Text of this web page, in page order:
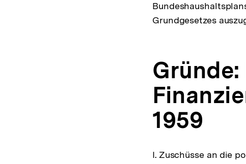
Grundgesetzes
1959
I. Zuschüsse an die